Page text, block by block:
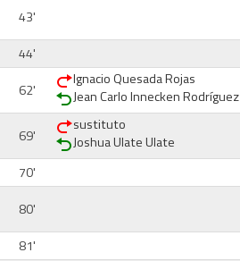
43'
44'
62'
Ignacio Quesada Rojas
Jean Carlo Innecken Rodríguez
69'
sustituto
Joshua Ulate Ulate
70'
80'
81'